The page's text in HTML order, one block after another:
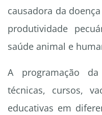
causadora da
produtividade
saúde animal e
A programação
técnicas, cursos,
educativas em